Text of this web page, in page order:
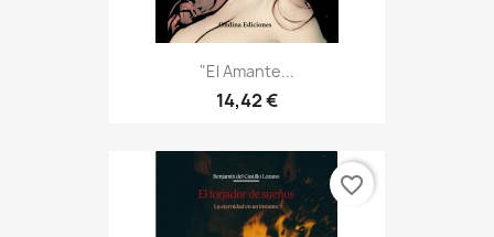
"El Amante...
14,42 €
favorite_border